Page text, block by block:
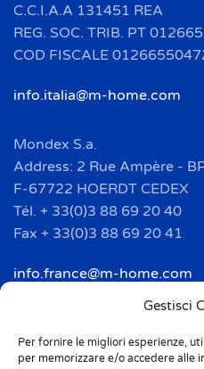
Gestisci
Per fornire le migliori esperienze,
per memorizzare e/o accedere alle
C.C.I.A.A 131451 REA
REG. SOC. TRIB. PT
COD FISCALE
info.italia@m-home.com
Mondex S.a.
Address: 2 Rue Ampère -
F-67722 HOERDT CEDEX
Tél. + 33(0)3 88 69 20 40
Fax + 33(0)3 88 69 20 41
info.france@m-home.com
Address: Ctra de Girona,